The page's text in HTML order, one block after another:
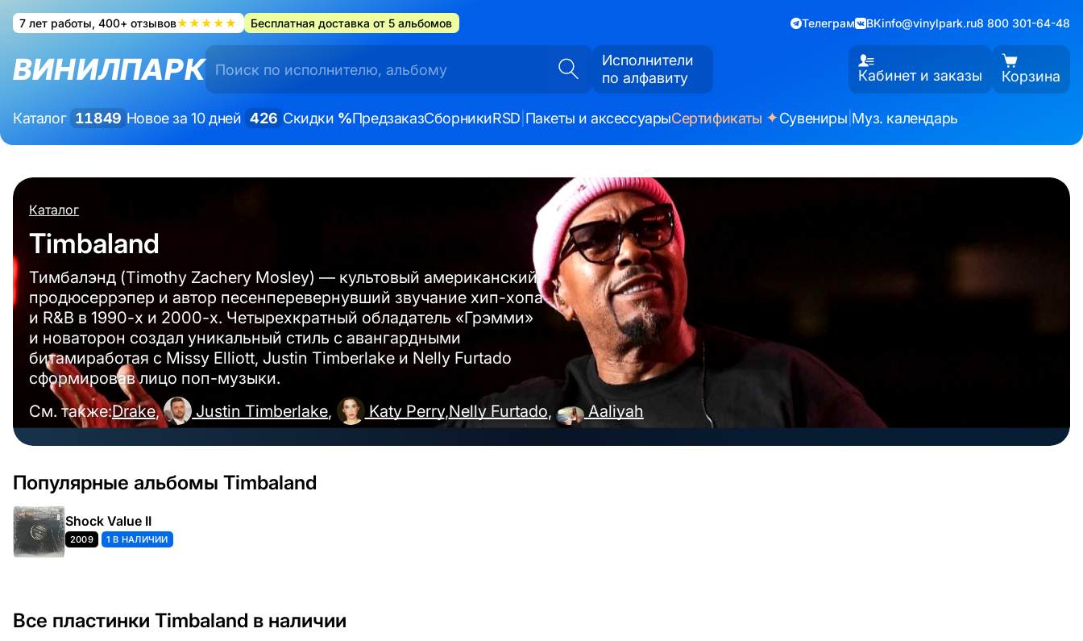
7 лет работы, 400+ отзывов★★★★★ Бесплатная доставка от 5 альбомов Телеграм ВКinfo@vinylpark.ru8 800 301-64-48
ВИНИЛПАРК
Исполнители
по алфавиту
Кабинет и заказы Корзина
Каталог 11849 Новое за 10 дней 426 Скидки %ПредзаказСборникиRSD Пакеты и аксессуарыСертификаты ✦Сувениры Муз. календарь
Каталог
Timbaland
Тимбалэнд (Timothy Zachery Mosley) — культовый американский
продюсеррэпер и автор песенперевернувший звучание хип-хопа
и R&B в 1990-х и 2000-х. Четырехкратный обладатель «Грэмми»
и новаторон создал уникальный стиль с авангардными
битамиработая с Missy Elliott, Justin Timberlake и Nelly Furtado
сформировав лицо поп-музыки.
См. также:Drake, Justin Timberlake, Katy Perry,Nelly Furtado, Aaliyah
Популярные альбомы Timbaland
Shock Value II
2009 1 В НАЛИЧИИ
Все пластинки Timbaland в наличии